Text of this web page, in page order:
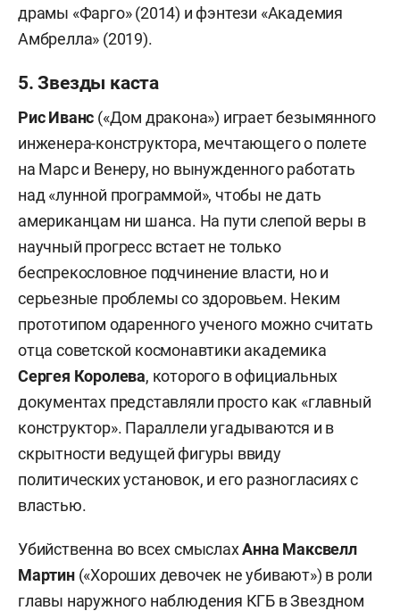
драмы «Фарго» (2014) и фэнтези «Академия
Амбрелла» (2019).
5. Звезды каста
Рис Иванс («Дом дракона») играет безымянного
инженера-конструктора, мечтающего о полете
на Марс и Венеру, но вынужденного работать
над «лунной программой», чтобы не дать
американцам ни шанса. На пути слепой веры в
научный прогресс встает не только
беспрекословное подчинение власти, но и
серьезные проблемы со здоровьем. Неким
прототипом одаренного ученого можно считать
отца советской космонавтики академика
Сергея Королева, которого в официальных
документах представляли просто как «главный
конструктор». Параллели угадываются и в
скрытности ведущей фигуры ввиду
политических установок, и его разногласиях с
властью.
Убийственна во всех смыслахАнна Максвелл
Мартин(«Хороших девочек не убивают») в роли
главы наружного наблюдения КГБ в Звездном